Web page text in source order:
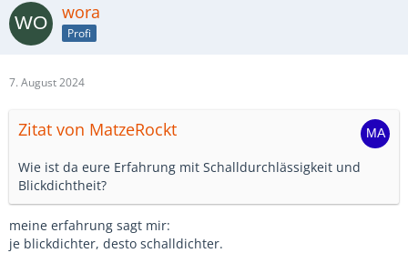
wora
Profi
7. August 2024
Zitat von MatzeRockt
Wie ist da eure Erfahrung mit Schalldurchlässigkeit und
Blickdichtheit?
meine erfahrung sagt mir:
je blickdichter, desto schalldichter.